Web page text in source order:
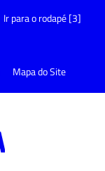
Ir para o rodapé [3]
Mapa do Site